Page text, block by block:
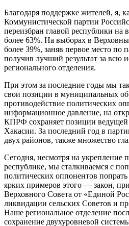
Благодаря поддержке жителей, я,
Коммунистической партии
переизбран главой республики на
более 63%. На выборах в
более 39%, заняв первое место по
получив лучший результат за всю
регионального отделения.
При этом за последние годы мы
свои позиции в муниципальных
противодействие политических
информационное давление, на
КПРФ сохраняет позиции ведущей
Хакасии. За последний год в
двух районов, также множество
Сегодня, несмотря на
республике, мы сталкиваемся с
политических оппонентов
ярких примеров этого — закон,
Верховного Совета от «Единой
ликвидации сельских Советов и
Наше региональное отделение
сохранение двухуровневой